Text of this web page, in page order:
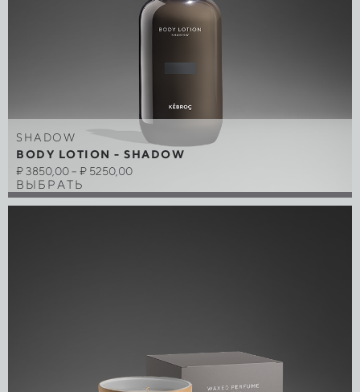
SHADOW
BODY LOTION - SHADOW
₽3850,00–₽ 5250,00
ВЫБРАТЬ